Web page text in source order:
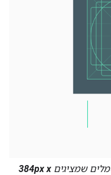
שמציגים384px x